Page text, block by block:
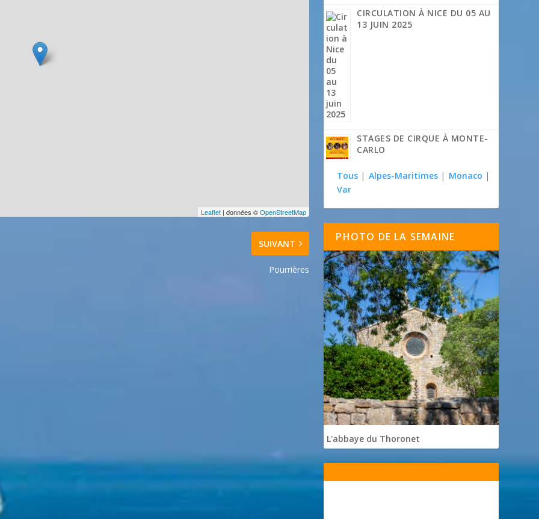
Leaflet | données ©OpenStreetMap
SUIVANT
Pourrières
CIRCULATION À NICE DU 05 AU
13 JUIN 2025
STAGES DE CIRQUE À MONTE-
CARLO
Tous | Alpes-Maritimes | Monaco |
Var
PHOTO DE LA SEMAINE
L'abbaye du Thoronet